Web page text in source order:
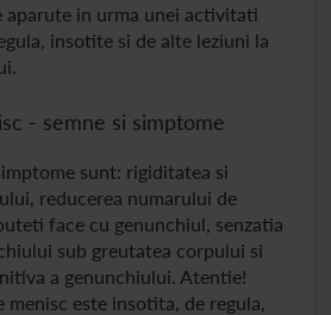
in urma unei activitati
insotite si de alte leziuni la
- semne si simptome
sunt: rigiditatea si
reducerea numarului de
face cu genunchiul, senzatia
sub greutatea corpului si
a genunchiului. Atentie!
este insotita, de regula,